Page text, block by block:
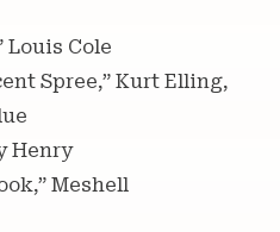
Louis Cole
Spree,” Kurt Elling,
Henry
Meshell